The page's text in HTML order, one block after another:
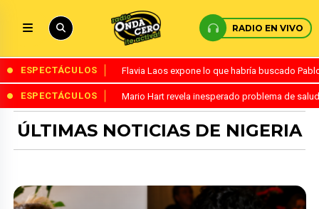
RADIO EN VIVO
ESPECTÁCULOS Flavia Laos expone lo que habría buscado
ESPECTÁCULOS Mario Hart revela inesperado problema de
ÚLTIMAS NOTICIAS DE NIGERIA